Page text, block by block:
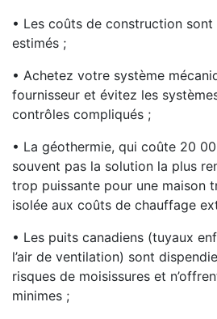
• Les coûts de construction
estimés ;
• Achetez votre système
fournisseur et évitez les
contrôles compliqués ;
• La géothermie, qui coûte 20
souvent pas la solution la plus
trop puissante pour une maison
isolée aux coûts de chauffage
• Les puits canadiens (tuyaux
l’air de ventilation) sont
risques de moisissures et
minimes ;